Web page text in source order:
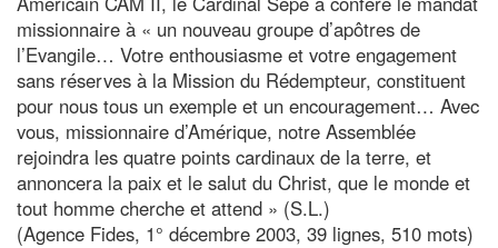
missionnaire à « un nouveau groupe d’apôtres de
l’Evangile… Votre enthousiasme et votre engagement
sans réserves à la Mission du Rédempteur, constituent
pour nous tous un exemple et un encouragement… Avec
vous, missionnaire d’Amérique, notre Assemblée
rejoindra les quatre points cardinaux de la terre, et
annoncera la paix et le salut du Christ, que le monde et
tout homme cherche et attend » (S.L.)
(Agence Fides, 1° décembre 2003, 39 lignes, 510 mots)